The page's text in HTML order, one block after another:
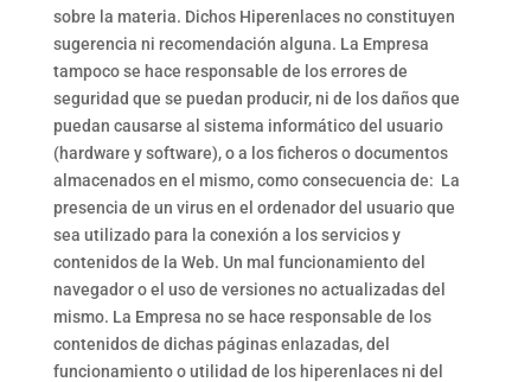
sobre la materia. Dichos Hiperenlaces no constituyen
sugerencia ni recomendación alguna. La Empresa
tampoco se hace responsable de los errores de
seguridad que se puedan producir, ni de los daños que
puedan causarse al sistema informático del usuario
(hardware y software), o a los ficheros o documentos
almacenados en el mismo, como consecuencia de: La
presencia de un virus en el ordenador del usuario que
sea utilizado para la conexión a los servicios y
contenidos de la Web. Un mal funcionamiento del
navegador o el uso de versiones no actualizadas del
mismo. La Empresa no se hace responsable de los
contenidos de dichas páginas enlazadas, del
funcionamiento o utilidad de los hiperenlaces ni del